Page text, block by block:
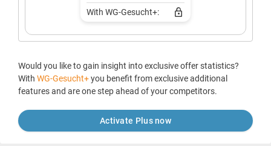
With WG-Gesucht+:
Would you like to gain insight into exclusive offer statistics?
With WG-Gesucht+you benefit from exclusive additional
features and are one step ahead of your competitors.
Activate Plus now